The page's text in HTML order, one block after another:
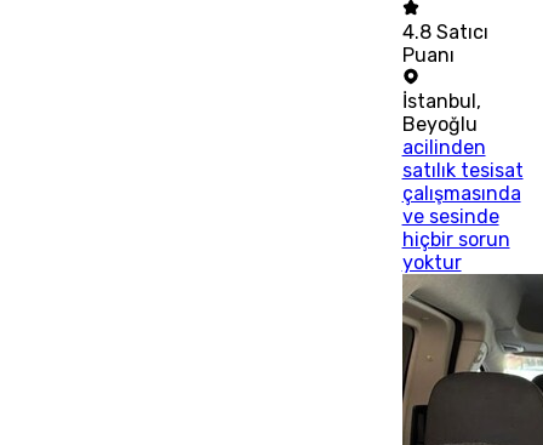
4.8 Satıcı
Puanı
İstanbul,
Beyoğlu
acilinden
satılık tesisat
çalışmasında
ve sesinde
hiçbir sorun
yoktur